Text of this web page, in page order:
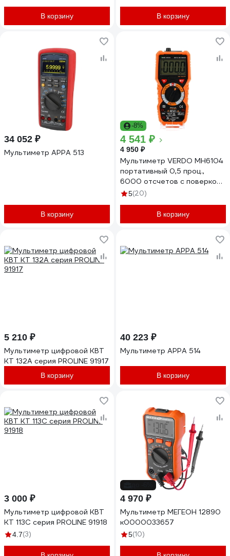
В корзину В корзину
34 052 ₽
Мультиметр APPA 513
В корзину
-8%
4 541 ₽
4 950 ₽
Мультиметр VERDO MH6104
портативный 0,5 проц.,
6000 отсчетов с поверкой
MH610400-СП
5(20)
В корзину
5 210 ₽
Мультиметр цифровой КВТ
KT 132А серия PROLINE 91917
В корзину
40 223 ₽
Мультиметр APPA 514
В корзину
3 000 ₽
Мультиметр цифровой КВТ
KT 113С серия PROLINE 91918
4.7(3)
4 970 ₽
Мультиметр МЕГЕОН 12890
к0000033657
5(10)